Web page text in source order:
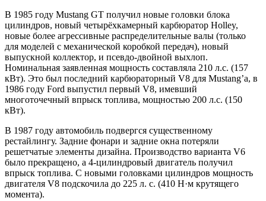
В 1985 году Mustang GT получил новые головки блока
цилиндров, новый четырёхкамерный карбюратор Holley,
новые более агрессивные распределительные валы (только
для моделей с механической коробкой передач), новый
выпускной коллектор, и псевдо-двойной выхлоп.
Номинальная заявленная мощность составляла 210 л.с. (157
кВт). Это был последний карбюраторный V8 для Mustang’а, в
1986 году Ford выпустил первый V8, имевший
многоточечный впрыск топлива, мощностью 200 л.с. (150
кВт).
В 1987 году автомобиль подвергся существенному
рестайлингу. Задние фонари и задние окна потеряли
решетчатые элементы дизайна. Производство варианта V6
было прекращено, а 4-цилиндровый двигатель получил
впрыск топлива. С новыми головками цилиндров мощность
двигателя V8 подскочила до 225 л. с. (410 Н·м крутящего
момента).